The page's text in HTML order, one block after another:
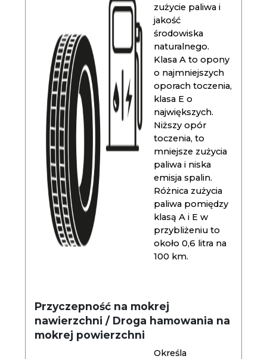
zużycie paliwa i
jakość
środowiska
naturalnego.
Klasa A to opony
o najmniejszych
oporach toczenia,
klasa E o
największych.
Niższy opór
toczenia, to
mniejsze zużycia
paliwa i niska
emisja spalin.
Różnica zużycia
paliwa pomiędzy
klasą A i E w
przybliżeniu to
około 0,6 litra na
100 km.
Przyczepność na mokrej
nawierzchni / Droga hamowania na
mokrej powierzchni
Określa